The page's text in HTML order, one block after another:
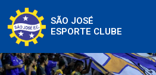
SÃO JOSÉ
ESPORTE CLUBE